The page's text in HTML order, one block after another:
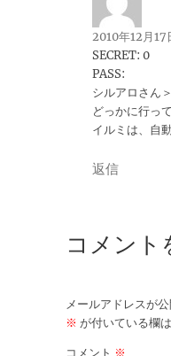
2010年12月
SECRET: 0
PASS:
シルアロさん＞
どっかに行っ
イルミは、自
返信
コメント
メールアドレスが
※ が付いている欄
コメント ※